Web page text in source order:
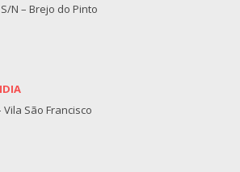
N – Brejo do Pinto
Vila São Francisco